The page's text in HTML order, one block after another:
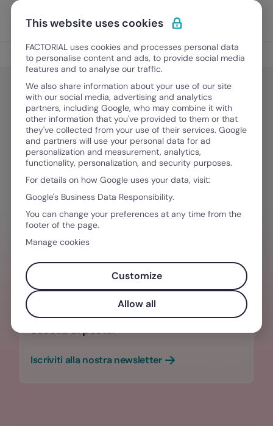
Vai al contenuto
Scopri Factorial
The Rocket
Consigli di leadership
Leadership adattiva e cultura
dell’ascolto: intervista a Flavio
Cavalli
10 Aprile, 2026·7 minuti di lettura
HAI BISOGNO D´AIUTO PER GESTIRE I TEAM
Contenuti e approfondimenti sul mondo
del lavoro che fanno la differenza, due
volte al mese, direttamente nella tua
casella di posta.
Iscriviti alla nostra newsletter
This website uses cookies
FACTORIAL uses cookies and processes personal data
to personalise content and ads, to provide social media
features and to analyse our traffic.
We also share information about your use of our site
with our social media, advertising and analytics
partners, including Google, who may combine it with
other information that you've provided to them or that
they've collected from your use of their services. Google
and partners will use your personal data for ad
personalization and measurement, analytics,
functionality, personalization, and security purposes.
For details on how Google uses your data, visit:
Google's Business Data Responsibility.
You can change your preferences at any time from the
footer of the page.
Manage cookies
Customize
Allow all